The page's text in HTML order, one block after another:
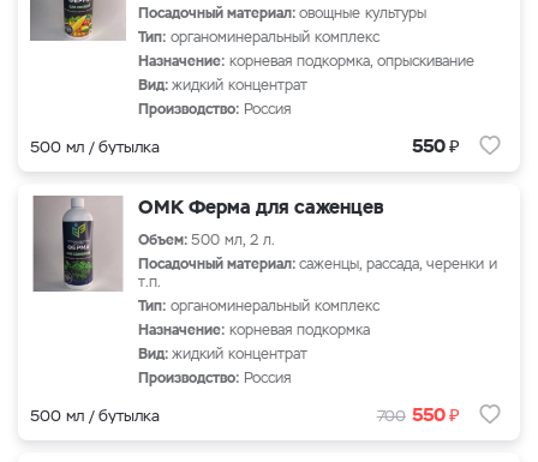
Посадочный материал:овощные культуры
Тип: органоминеральный комплекс
Назначение: корневая подкормка, опрыскивание
Вид:жидкий концентрат
Производство: Россия
500 мл / бутылка 550₽
ОМК Ферма для саженцев
Объем:500 мл, 2 л.
Посадочный материал:саженцы, рассада, черенки и
т.п.
Тип: органоминеральный комплекс
Назначение: корневая подкормка
Вид:жидкий концентрат
Производство: Россия
500 мл / бутылка 700 550₽